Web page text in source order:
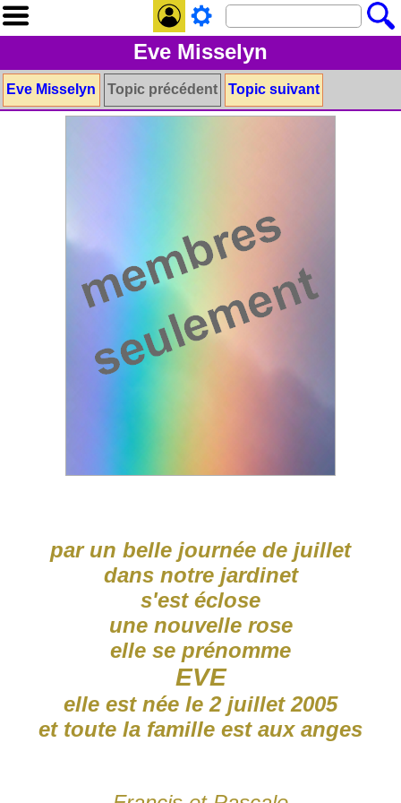
Eve Misselyn
Eve Misselyn Topic précédent Topic suivant
par un belle journée de juillet
dans notre jardinet
s'est éclose
une nouvelle rose
elle se prénomme
EVE
elle est née le 2 juillet 2005
et toute la famille est aux anges